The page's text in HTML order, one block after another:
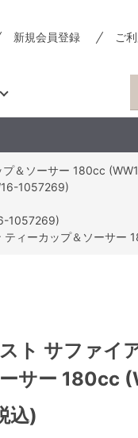
新規会員登録 ご
プ＆ソーサー 180cc
1057269)
1057269)
ティーカップ＆ソーサー
ト サファイ
サー 180cc
込)